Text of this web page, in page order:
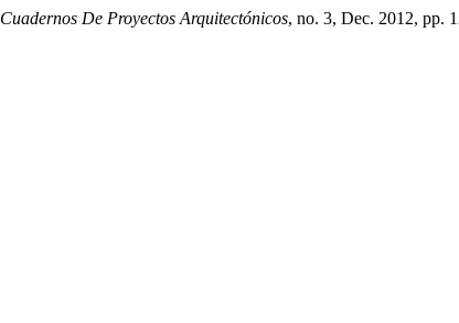
Cuadernos De Proyectos Arquitectónicos, no. 3, Dec. 2012, pp.